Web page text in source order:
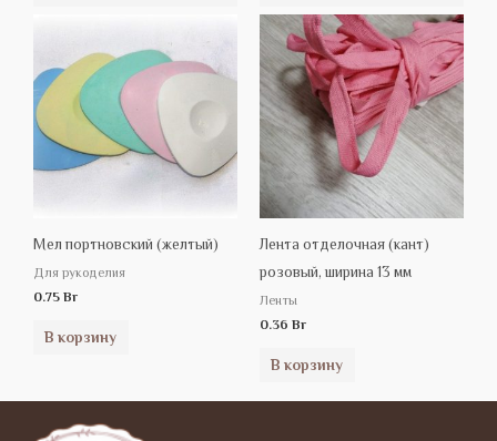
Мел портновский (желтый)
Для рукоделия
0.75 Br
В корзину
Лента отделочная (кант)
розовый, ширина 13 мм
Ленты
0.36 Br
В корзину